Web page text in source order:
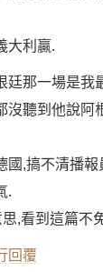
大利贏.
廷那一場是我
沒聽到他說阿
國,搞不清播報
.
,看到這篇不
回覆